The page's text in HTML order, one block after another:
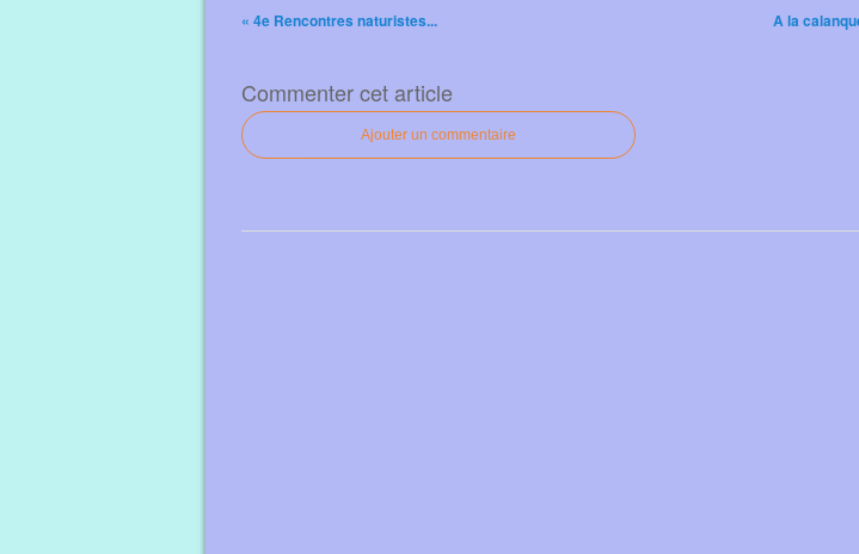
« 4e Rencontres naturistes... A la
Commenter cet article
Ajouter un commentaire